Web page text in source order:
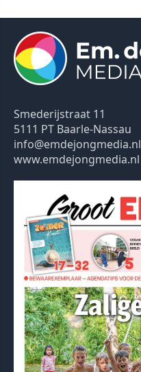
Smederijstraat 11
5111 PT Baarle-Nassau
info@emdejongmedia.nl
www.emdejongmedia.nl